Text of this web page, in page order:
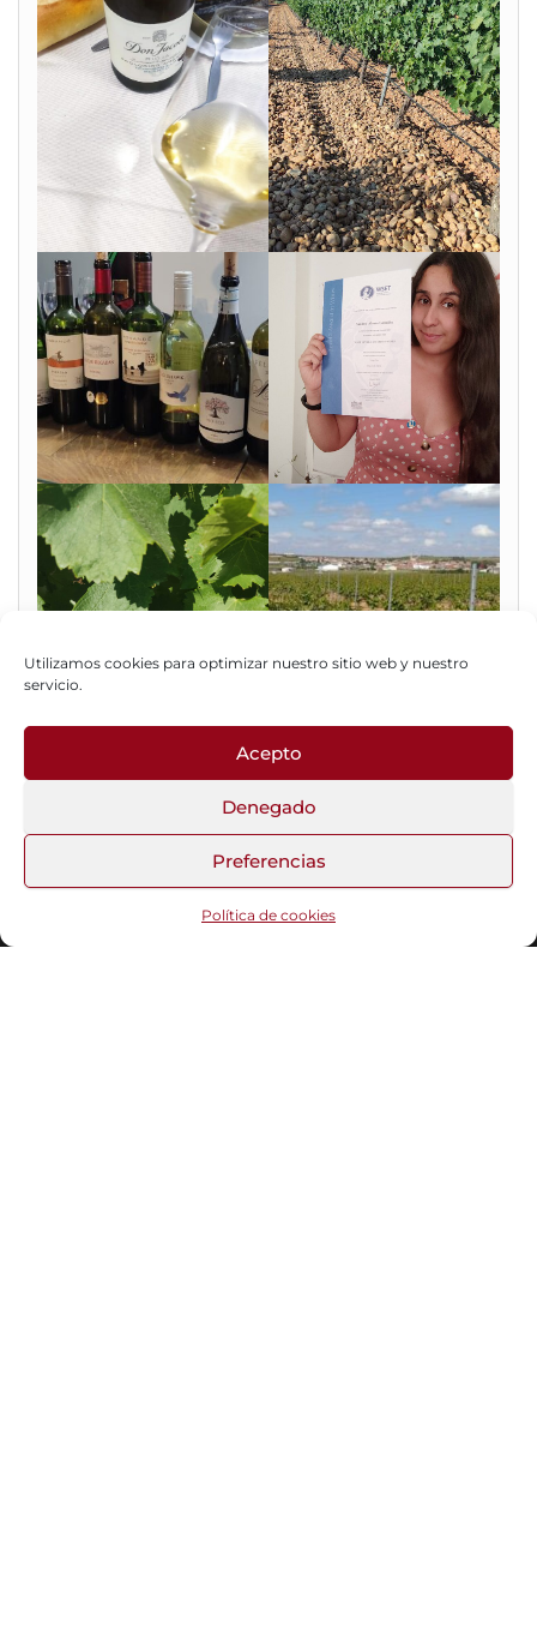
Utilizamos cookies para optimizar nuestro sitio web y nuestro
servicio.
Acepto
Denegado
Preferencias
Política de cookies
Fotos del Blog
Funciona gracias aWordPress |Tema:Head Blog